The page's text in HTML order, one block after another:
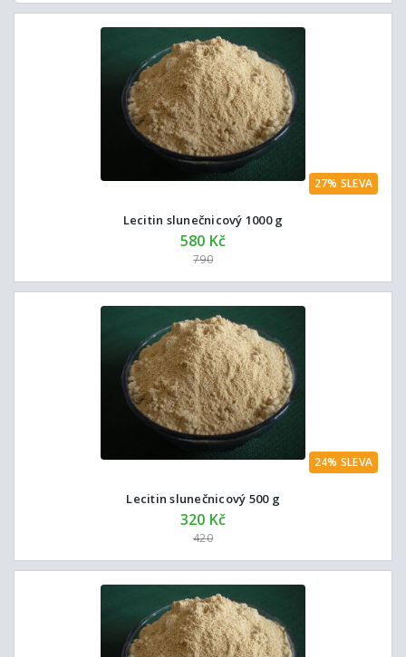
27% SLEVA
Lecitin slunečnicový 1000 g
580 Kč
790
24% SLEVA
Lecitin slunečnicový 500 g
320 Kč
420